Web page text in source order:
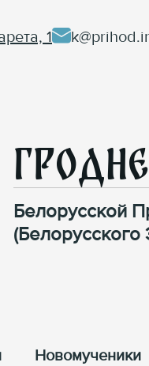
1
Белорусской
(Белорусского
Новомученики